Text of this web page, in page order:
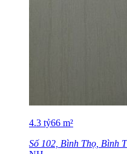
4.3 tỷ66 m²
Số 102, Bình Thọ, Bình